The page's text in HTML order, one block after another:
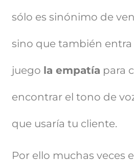
sólo es sinónimo de
sino que también
juego la empatía para
encontrar el tono de
que usaría tu cliente.
Por ello muchas veces